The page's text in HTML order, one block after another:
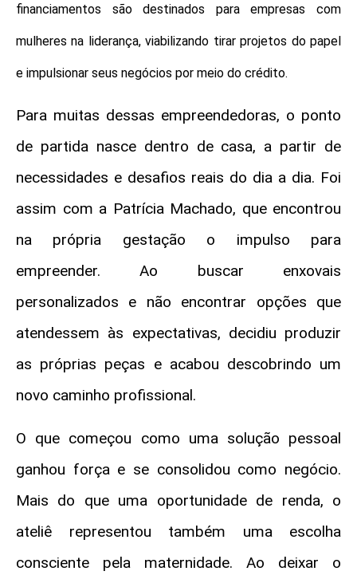
financiamentos são destinados para empresas com
mulheres na liderança, viabilizando tirar projetos do papel
e impulsionar seus negócios por meio do crédito.
Para muitas dessas empreendedoras, o ponto
de partida nasce dentro de casa, a partir de
necessidades e desafios reais do dia a dia. Foi
assim com a Patrícia Machado, que encontrou
na própria gestação o impulso para
empreender. Ao buscar enxovais
personalizados e não encontrar opções que
atendessem às expectativas, decidiu produzir
as próprias peças e acabou descobrindo um
novo caminho profissional.
O que começou como uma solução pessoal
ganhou força e se consolidou como negócio.
Mais do que uma oportunidade de renda, o
ateliê representou também uma escolha
consciente pela maternidade. Ao deixar o